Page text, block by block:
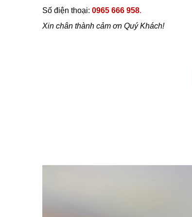
Số điện thoại: 0965 666 958.
Xin chân thành cảm ơn Quý Khách!